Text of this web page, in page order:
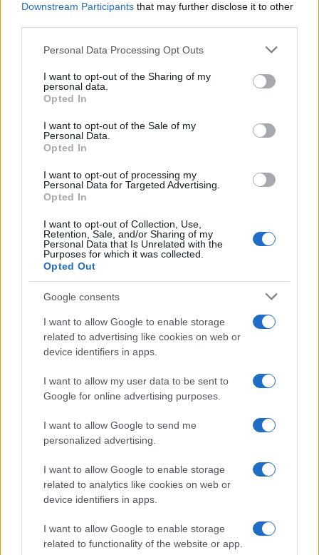
Downstream Participants that may further disclose it to other
Please note that this website/app uses one or more Google
not limited to your visit or usage behaviour. You may click to
grant or deny consent to Google and its third-party tags to
use your data for below specified purposes in below Google
consent section.
Personal Data Processing Opt Outs
I want to opt-out of the Sharing of my
personal data.
Opted In
I want to opt-out of the Sale of my
Personal Data.
Opted In
I want to opt-out of processing my
Personal Data for Targeted Advertising.
Opted In
I want to opt-out of Collection, Use,
Retention, Sale, and/or Sharing of my
Personal Data that Is Unrelated with the
Purposes for which it was collected.
Opted Out
Google consents
I want to allow Google to enable storage
related to advertising like cookies on web or
device identifiers in apps.
I want to allow my user data to be sent to
Google for online advertising purposes.
I want to allow Google to send me
personalized advertising.
I want to allow Google to enable storage
related to analytics like cookies on web or
device identifiers in apps.
I want to allow Google to enable storage
related to functionality of the website or app.
OTROS ANIMALES